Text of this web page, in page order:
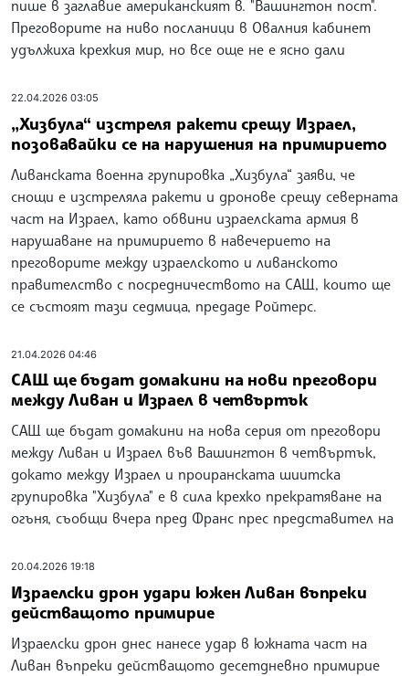
пише в заглавие американският в. "Вашингтон пост".
Преговорите на ниво посланици в Овалния кабинет
удължиха крехкия мир, но все още не е ясно дали
22.04.2026 03:05
„Хизбула“ изстреля ракети срещу Израел,
позовавайки се на нарушения на примирието
Ливанската военна групировка „Хизбула“ заяви, че
снощи е изстреляла ракети и дронове срещу северната
част на Израел, като обвини израелската армия в
нарушаване на примирието в навечерието на
преговорите между израелското и ливанското
правителство с посредничеството на САЩ, които ще
се състоят тази седмица, предаде Ройтерс.
21.04.2026 04:46
САЩ ще бъдат домакини на нови преговори
между Ливан и Израел в четвъртък
САЩ ще бъдат домакини на нова серия от преговори
между Ливан и Израел във Вашингтон в четвъртък,
докато между Израел и проиранската шиитска
групировка "Хизбула" е в сила крехко прекратяване на
огъня, съобщи вчера пред Франс прес представител на
20.04.2026 19:18
Израелски дрон удари южен Ливан въпреки
действащото примирие
Израелски дрон днес нанесе удар в южната част на
Ливан въпреки действащото десетдневно примирие